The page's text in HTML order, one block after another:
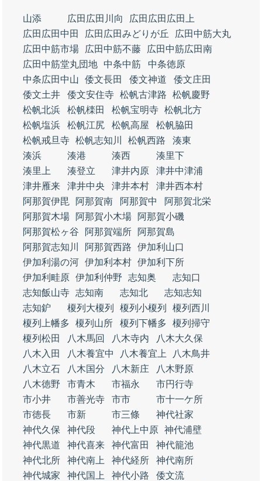
山添 広田広田川向
広田広田広田上
広田広田中田
広田広田みどりが丘
広田中筋大丸
広田中筋市場
広田中筋不藤
広田中筋広田南
広田中筋堂丸団地
中条中筋
中条徳原
中条広田中山
倭文長田 倭文神道
倭文庄田
倭文土井
倭文安住寺 松帆古津路
松帆慶野
松帆北浜
松帆檪田 松帆宝明寺 松帆北方
松帆塩浜
松帆江尻 松帆高屋
松帆脇田
松帆戒旦寺 松帆志知川 松帆西路
湊東
湊浜
湊港 湊西
湊里下
湊里上
湊登立 津井内原
津井中津浦
津井雁来
津井中央 津井本村
津井西本村
阿那賀伊毘
阿那賀南 阿那賀中
阿那賀北栄
阿那賀木場
阿那賀小木場
阿那賀小磯
阿那賀松ヶ谷
阿那賀端所
阿那賀島
阿那賀志知川
阿那賀西路
伊加利山口
伊加利湯の河 伊加利本村 伊加利下所
伊加利畦原 伊加利仲野 志知奥
志知口
志知飯山寺 志知南 志知北
志知志知
志知鈩
榎列大榎列 榎列小榎列
榎列西川
榎列上幡多
榎列山所 榎列下幡多
榎列掃守
榎列松田
八木馬回 八木寺内
八木大久保
八木入田
八木養宜中 八木養宜上
八木鳥井
八木立石
八木国分 八木新庄
八木野原
八木徳野
市青木 市福永
市円行寺
市小井
市善光寺 市市
市十一ケ所
市徳長
市新 市三條
神代社家
神代久保
神代段 神代上中原 神代浦壁
神代黒道
神代喜来 神代富田
神代籠池
神代北所
神代南上 神代経所
神代南所
神代城家
神代国上 神代小路
倭文流